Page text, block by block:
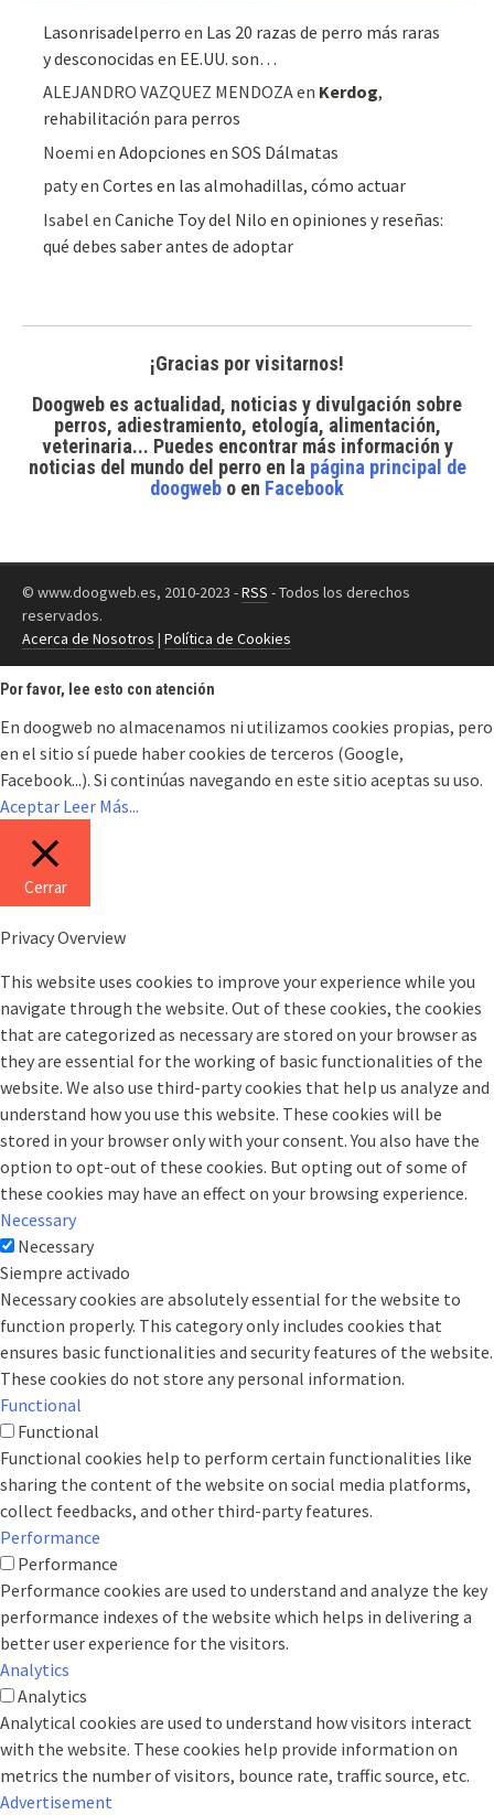
Lasonrisadelperro en Las 20 razas de perro más raras
y desconocidas en EE.UU. son…
ALEJANDRO VAZQUEZ MENDOZAen Kerdog,
rehabilitación para perros
Noemi enAdopciones en SOS Dálmatas
patyenCortes en las almohadillas, cómo actuar
Isabel enCaniche Toy del Nilo en opiniones y reseñas:
qué debes saber antes de adoptar
¡Gracias por visitarnos!
Doogweb es actualidad, noticias y divulgación sobre
perros, adiestramiento, etología, alimentación,
veterinaria... Puedes encontrar más información y
noticias del mundo del perroen la página principal de
doogweb o en Facebook
© www.doogweb.es, 2010-2023 -RSS - Todos los derechos
reservados.
Acerca de Nosotros | Política de Cookies
Por favor, lee esto con atención
En doogweb no almacenamos ni utilizamos cookies propias, pero
en el sitio sí puede haber cookies de terceros (Google,
Facebook...). Si continúas navegando en este sitio aceptas su uso.
Aceptar Leer Más...
Cerrar
Privacy Overview
This website uses cookies to improve your experience while you
navigate through the website. Out of these cookies, the cookies
that are categorized as necessary are stored on your browser as
they are essential for the working of basic functionalities of the
website. We also use third-party cookies that help us analyze and
understand how you use this website. These cookies will be
stored in your browser only with your consent. You also have the
option to opt-out of these cookies. But opting out of some of
these cookies may have an effect on your browsing experience.
Necessary
Necessary
Siempre activado
Necessary cookies are absolutely essential for the website to
function properly. This category only includes cookies that
ensures basic functionalities and security features of the website.
These cookies do not store any personal information.
Functional
Functional
Functional cookies help to perform certain functionalities like
sharing the content of the website on social media platforms,
collect feedbacks, and other third-party features.
Performance
Performance
Performance cookies are used to understand and analyze the key
performance indexes of the website which helps in delivering a
better user experience for the visitors.
Analytics
Analytics
Analytical cookies are used to understand how visitors interact
with the website. These cookies help provide information on
metrics the number of visitors, bounce rate, traffic source, etc.
Advertisement